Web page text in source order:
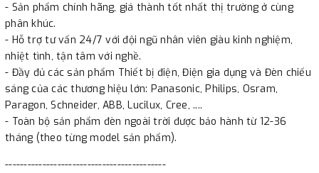
- Sản phẩm chính hãng, giá thành tốt nhất thị trường ở cùng
phân khúc.
- Hỗ trợ tư vấn 24/7 với đội ngũ nhân viên giàu kinh nghiệm,
nhiệt tình, tận tâm với nghề.
- Đầy đủ các sản phẩm Thiết bị điện, Điện gia dụng và Đèn chiếu
sáng của các thương hiệu lớn: Panasonic, Philips, Osram,
Paragon, Schneider, ABB, Lucilux, Cree, ....
- Toàn bộ sản phẩm đèn ngoài trời được bảo hành từ 12-36
tháng (theo từng model sản phẩm).
-------------------------------------------